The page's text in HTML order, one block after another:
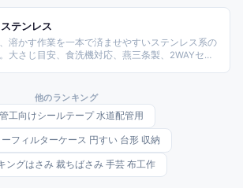
ト、星、雪の結晶、アルファベット、ハロウィン
比較する。
テンレス
溶かす作業を一本で済ませやすいステンレス系の
大さじ目安、食洗機対応、燕三条製、2WAYセッ
他のランキング
工向けシールテープ 水道配管用
ーフィルターケース 円すい 台形 収納
ングはさみ 裁ちばさみ 手芸 布工作